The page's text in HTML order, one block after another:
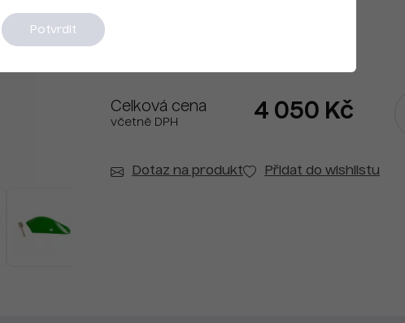
Celková cena
včetně DPH 4 050 Kč
Dotaz na produkt Přidat do wishlistu
Potvrdit